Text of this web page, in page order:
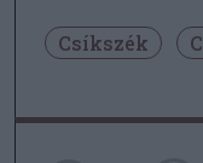
Csíkszék